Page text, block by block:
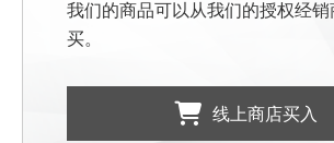
我们的商品可以从我们的授权经销
买。
线上商店买入